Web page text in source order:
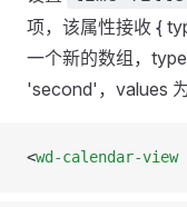
项，该属性接收 {
一个新的数组，
'second'，values
<wd-calendar-view